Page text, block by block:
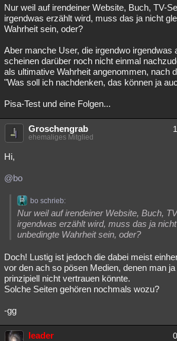
Nur weil auf irendeiner Website, Buch, TV-
irgendwas erzählt wird, muss das ja nicht
Wahrheit sein, oder?
Aber manche User, die irgendwo irgendwas
scheinen darüber noch nicht einmal
als ultimative Wahrheit angenommen, nach
"Was soll ich nachdenken, das können ja
Pisa-Test und eine Folgen...
Groschengrab
ehemaliges Mitglied
Hi,
@bo
bo schrieb:
Nur weil auf irendeiner Website, Buch,
irgendwas erzählt wird, muss das ja
unbedingte Wahrheit sein, oder?
Doch! Lustig ist jedoch die dabei meist
vor den ach so pösen Medien, denen man
prinzipiell nicht vertrauen könnte.
Solche Seiten gehören nochmals wozu?
-gg
leader